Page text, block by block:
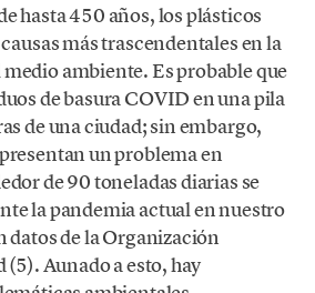
hasta 450 años, los plásticos
más trascendentales en la
ambiente. Es probable que
de basura COVID en una pila
de una ciudad; sin embargo,
un problema en
de 90 toneladas diarias se
la pandemia actual en nuestro
datos de la Organización
Aunado a esto, hay